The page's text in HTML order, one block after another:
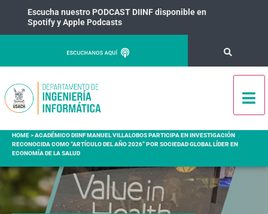
Escucha nuestro PODCAST DIINF disponible en
Spotify y Apple Podcasts
HOME>ACADÉMICO DIINF MANUEL VILLALOBOS PARTICIPA EN INVESTIGACIÓN
RECONOCIDA COMO “ARTÍCULO DEL AÑO 2026” POR SOCIEDAD GLOBAL LÍDER EN
ECONOMÍA DE LA SALUD